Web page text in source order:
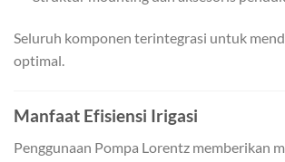
Seluruh komponen terintegrasi untuk
optimal.
Manfaat Efisiensi Irigasi
Penggunaan Pompa Lorentz memberikan